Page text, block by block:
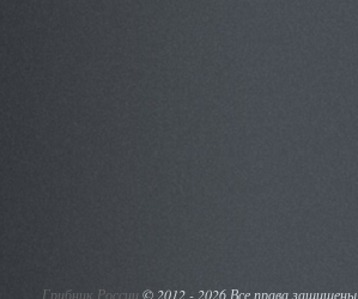
Грибник России ©2012 - 2026 Все права защищены